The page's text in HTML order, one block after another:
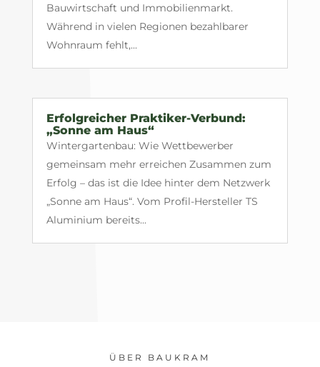
Bauwirtschaft und Immobilienmarkt.
Während in vielen Regionen bezahlbarer
Wohnraum fehlt,...
Erfolgreicher Praktiker-Verbund:
„Sonne am Haus“
Wintergartenbau: Wie Wettbewerber
gemeinsam mehr erreichen Zusammen zum
Erfolg – das ist die Idee hinter dem Netzwerk
„Sonne am Haus“. Vom Profil-Hersteller TS
Aluminium bereits...
ÜBER BAUKRAM